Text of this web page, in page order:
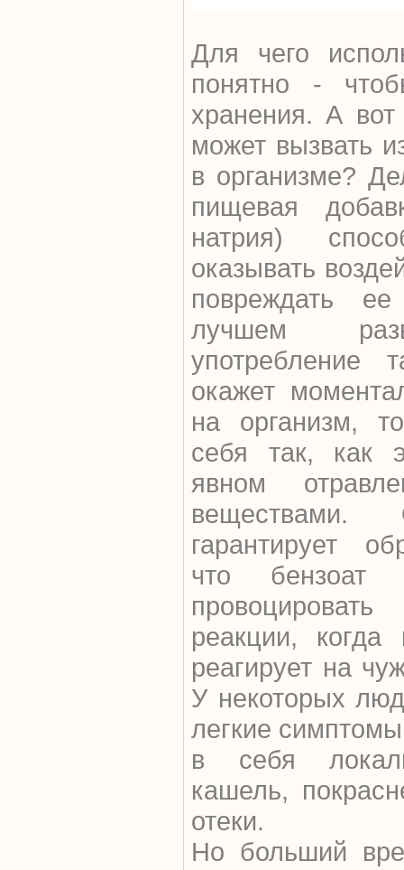
Для чего
понятно -
хранения. А вот
может вызвать
в организме?
пищевая
натрия)
оказывать
повреждать
лучшем
употребление
окажет
на организм,
себя так, как
явном
гарантирует
что бензоат
реакции,
реагирует на
У некоторых
легкие
в себя
кашель,
отеки.
Но больший